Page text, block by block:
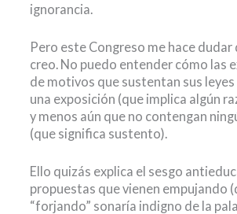
ignorancia.
Pero este Congreso me hace dudar
creo. No puedo entender cómo las
de motivos que sustentan sus leyes
una exposición (que implica algún
y menos aún que no contengan
(que significa sustento).
Ello quizás explica el sesgo
propuestas que vienen empujando
“forjando” sonaría indigno de la